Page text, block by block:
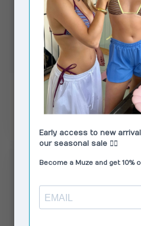
MACABLA
Ribbed Cardigan Grey
€49,00
Op voorraad